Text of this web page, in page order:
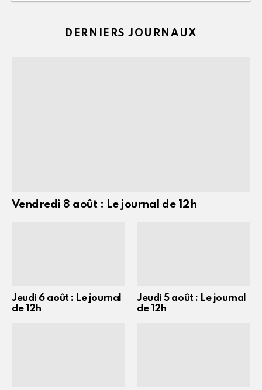
DERNIERS JOURNAUX
Vendredi 8 août : Le journal de 12h
Jeudi 6 août : Le journal
de 12h
Jeudi 5 août : Le journal
de 12h